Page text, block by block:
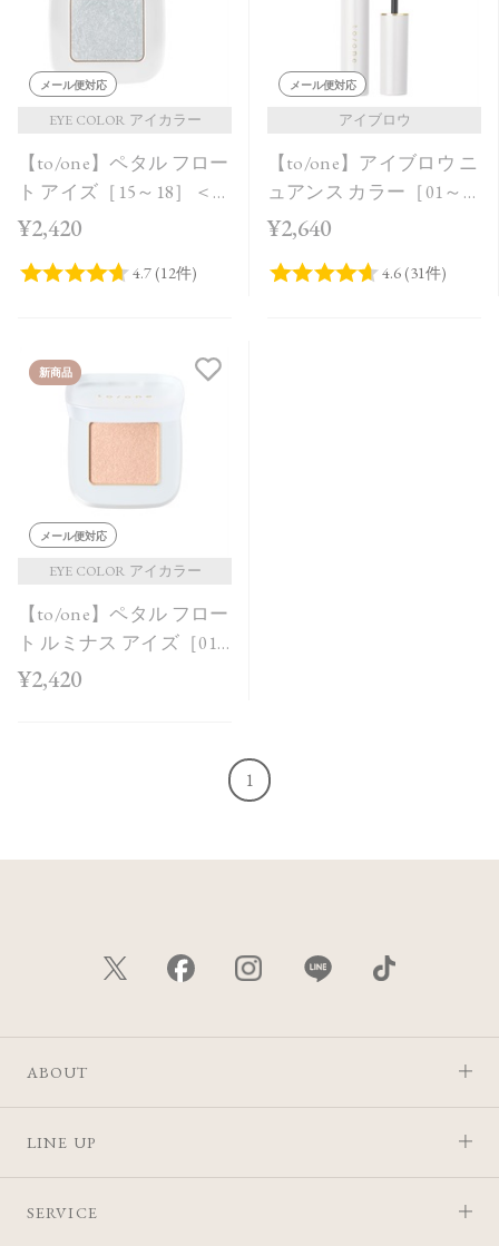
メール便対応
EYE COLOR アイカラー
【to/one】ペタル フロー
ト アイズ［15～18］＜
2026 SS Collection＞
¥2,420
メール便対応
アイブロウ
【to/one】アイブロウ ニ
ュアンス カラー［01～
03］
¥2,640
新商品
メール便対応
EYE COLOR アイカラー
【to/one】ペタル フロー
ト ルミナス アイズ［01
～04］＜2026 AW
¥2,420
1
ABOUT
LINE UP
SERVICE